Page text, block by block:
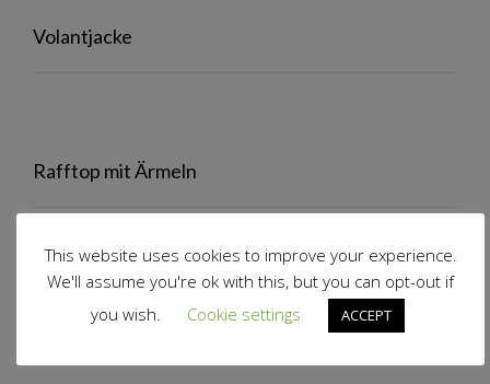
Volantjacke
Rafftop mit Ärmeln
This website uses cookies to improve your experience.
We'll assume you're ok with this, but you can opt-out if
you wish.
Cookie settings ACCEPT